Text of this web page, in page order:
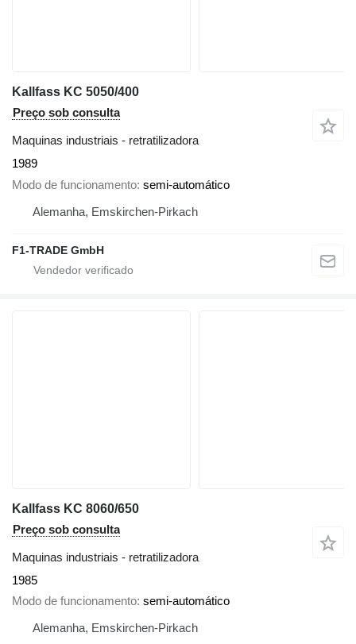
Kallfass KC 5050/400
Preço sob consulta
Maquinas industriais - retratilizadora
1989
Modo de funcionamento semi-automático
Alemanha, Emskirchen-Pirkach
F1-TRADE GmbH
Kallfass KC 8060/650
Preço sob consulta
Maquinas industriais - retratilizadora
1985
Modo de funcionamento semi-automático
Alemanha, Emskirchen-Pirkach